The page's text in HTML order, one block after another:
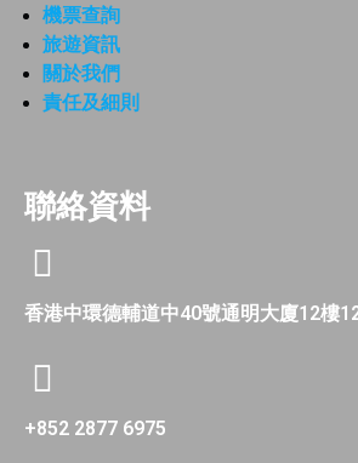
機票查詢
旅遊資訊
關於我們
責任及細則
聯絡資料
香港中環德輔道中40號通明大廈12樓
+852 2877 6975